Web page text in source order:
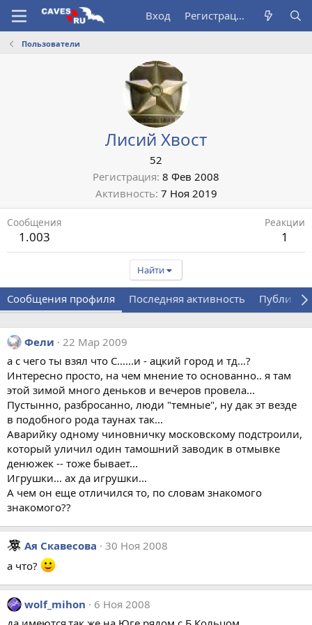
Вход Регистрация
Пользователи
Лисий Хвост
52
Регистрация 8 Фев 2008
Активность 7 Ноя 2019
Сообщения
1.003
Реакции
1
Найти
Сообщения профиля Последняя активность
Фели
22 Мар 2009
а с чего ты взял что С......и - ацкий город и тд...?
Интересно просто, на чем мнение то основанно.. я там
этой зимой много деньков и вечеров провела...
Пустынно, разбросанно, люди "темные", ну дак эт везде
в подобного рода таунах так...
Аварийку одному чиновничку московскому подстроили,
который уличил один тамошний заводик в отмывке
денюжек -- тоже бывает...
Игрушки... ах да игрушки...
А чем он еще отличился то, по словам знакомого
знакомого??
Ая Скавесова
30 Ноя 2008
а что?
wolf_mihon
6 Ноя 2008